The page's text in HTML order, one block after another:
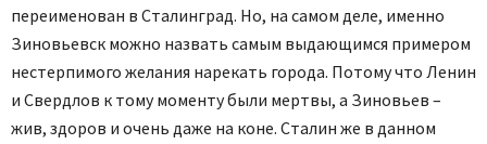
переименован в Сталинград. Но, на самом деле, именно
Зиновьевск можно назвать самым выдающимся примером
нестерпимого желания нарекать города. Потому что Ленин
и Свердлов к тому моменту были мертвы, а Зиновьев –
жив, здоров и очень даже на коне. Сталин же в данном